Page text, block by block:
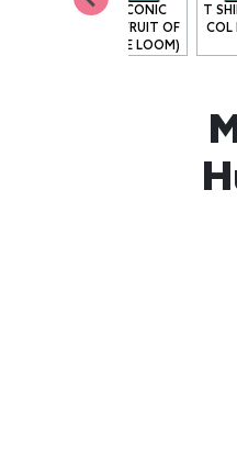
T-SHIRT 205
ICONIC
T(FRUIT OF
THE LOOM)
T
COL